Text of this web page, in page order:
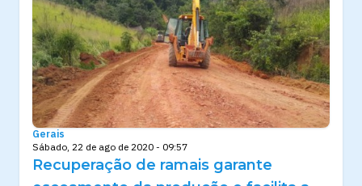
Gerais
Sábado, 22 de ago de 2020 - 09:57
Recuperação de ramais garante